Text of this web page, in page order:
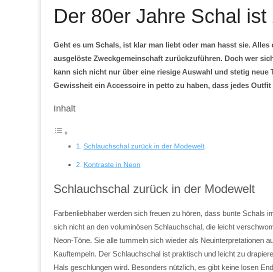
Der 80er Jahre Schal ist
Geht es um Schals, ist klar man liebt oder man hasst sie.
ausgelöste Zweckgemeinschaft zurückzuführen. Doch wer
kann sich nicht nur über eine riesige Auswahl und stetig neue
Gewissheit ein Accessoire in petto zu haben, dass jedes
Inhalt
Schlauchschal zurück in der Modewelt
Kontraste in Neon
Schlauchschal zurück in der Modewelt
Farbenliebhaber werden sich freuen zu hören, dass bunte Schals
sich nicht an den voluminösen Schlauchschal, die leicht
Neon-Töne. Sie alle tummeln sich wieder als Neuinterpretationen
Kauftempeln. Der Schlauchschal ist praktisch und leicht zu
Hals geschlungen wird. Besonders nützlich, es gibt keine losen